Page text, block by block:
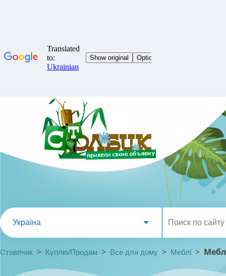
Україна
Стовпчик > Куплю/Продам > Все для дому > Меблі >